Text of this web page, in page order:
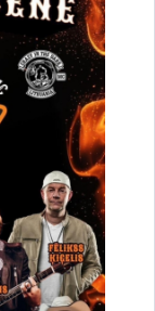
un
Gulbenē